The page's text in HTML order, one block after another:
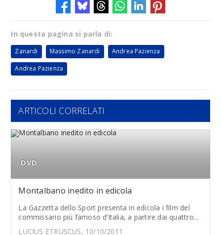
In questa pagina si parla di:
Zanardi Massimo Zanardi Andrea Pazienza
Andrea Pazienza
ARTICOLI CORRELATI
DVD
Montalbano inedito in edicola
La Gazzetta dello Sport presenta in edicola i film del
commissario più famoso d’Italia, a partire dai quattro...
LUCIUS ETRUSCUS, 10/10/2011